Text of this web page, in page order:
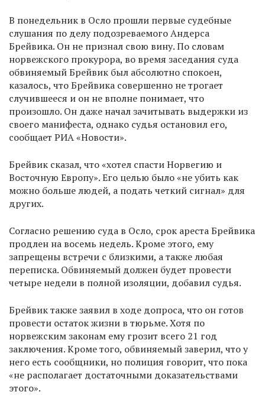
В понедельник в Осло прошли первые судебные
слушания по делу подозреваемого Андерса
Брейвика. Он не признал свою вину. По словам
норвежского прокурора, во время заседания суда
обвиняемый Брейвик был абсолютно спокоен,
казалось, что Брейвика совершенно не трогает
случившееся и он не вполне понимает, что
произошло. Он даже начал зачитывать выдержки из
своего манифеста, однако судья остановил его,
сообщает РИА «Новости».
Брейвик сказал, что «хотел спасти Норвегию и
Восточную Европу». Его целью было «не убить как
можно больше людей, а подать четкий сигнал» для
других.
Согласно решению суда в Осло, срок ареста Брейвика
продлен на восемь недель. Кроме этого, ему
запрещены встречи с близкими, а также любая
переписка. Обвиняемый должен будет провести
четыре недели в полной изоляции, добавил судья.
Брейвик также заявил в ходе допроса, что он готов
провести остаток жизни в тюрьме. Хотя по
норвежским законам ему грозит всего 21 год
заключения. Кроме того, обвиняемый заверил, что у
него есть сообщники, но полиция говорит, что пока
«не располагает достаточными доказательствами
этого».